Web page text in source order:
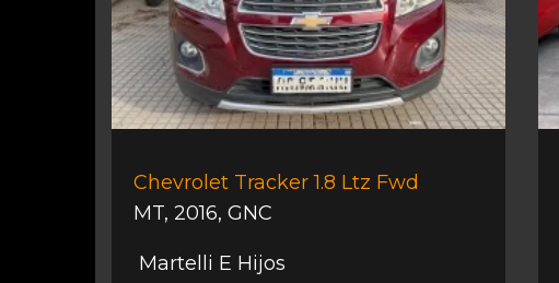
Chevrolet Tracker 1.8 Ltz Fwd
MT, 2016, GNC
Martelli E Hijos